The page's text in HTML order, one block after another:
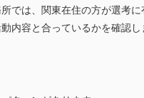
では、関東在住の方が選考
内容と合っているかを確認し